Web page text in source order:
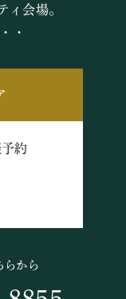
ィ会場。
・
約
らから